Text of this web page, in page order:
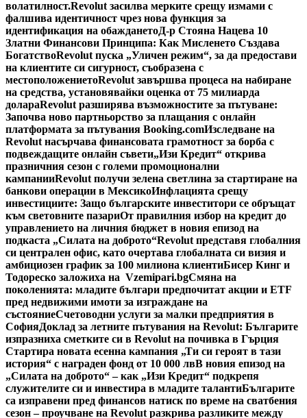
волатилност.Revolut засилва мерките срещу измами с
фалшива идентичност чрез нова функция за
идентификация на обажданетоД-р Стояна Нацева 10
Златни Финансови Принципа: Как Мисленето Създава
БогатствоRevolut пуска „Уличен режим“, за да предостави
на клиентите си сигурност, съобразена с
местоположениетоRevolut завършва процеса на набиране
на средства, установявайки оценка от 75 милиарда
долараRevolut разширява възможностите за пътуване:
Започва ново партньорство за плащания с онлайн
платформата за пътувания Booking.comИзследване на
Revolut насърчава финансовата грамотност за борба с
подвеждащите онлайн съвети„Изи Кредит“ открива
празничния сезон с големи промоционални
кампанииRevolut получи зелена светлина за стартиране на
банкови операции в МексикоИнфлацията срещу
инвестициите: Защо българските инвеститори се обръщат
към световните пазариОт правилния избор на кредит до
управлението на личния бюджет в новия епизод на
подкаста „Силата на доброто“Revolut представя глобалния
си централен офис, като очертава глобалната си визия и
амбициозен график за 100 милиона клиентиБисер Кинг и
Тодореско заложиха на Vzemipari.bgСмяна на
поколенията: младите българи предпочитат акции и ETF
пред недвижими имоти за изграждане на
състояниеСчетоводни услуги за малки предприятия в
СофияДоклад за летните пътувания на Revolut: Българите
изпразниха сметките си в Revolut на почивка в Гърция
Стартира новата есенна кампания „Ти си героят в тази
история“ с награден фонд от 10 000 лвВ новия епизод на
„Силата на доброто“ – как „Изи Кредит“ подкрепя
служителите си и инвестира в младите талантиБългарите
са изправени пред финансов натиск по време на сватбения
сезон – проучване на Revolut разкрива разликите между